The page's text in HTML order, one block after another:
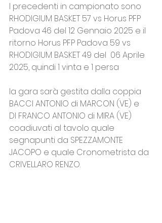
I precedenti in campionato sono
RHODIGIUM BASKET 57 vs Horus PFP
Padova 46 del 12 Gennaio 2025 e il
ritorno Horus PFP Padova 59 vs
RHODIGIUM BASKET 49 del  06 Aprile
2025, quindi 1 vinta e 1 persa
la gara sarà gestita dalla coppia
BACCI ANTONIO di MARCON (VE) e
DI FRANCO ANTONIO di MIRA (VE)
coadiuvati al tavolo quale
segnapunti da SPEZZAMONTE
JACOPO e quale Cronometrista da
CRIVELLARO RENZO.